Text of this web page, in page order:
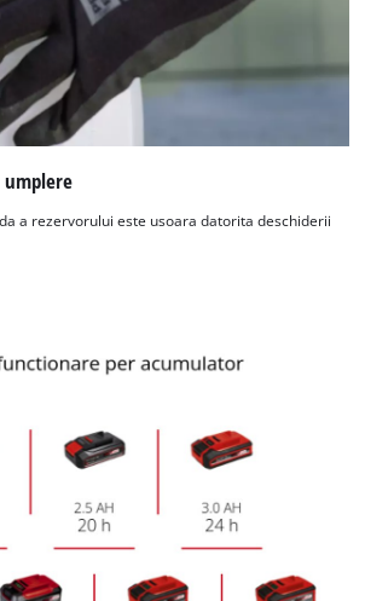
umplere
a rezervorului este usoara datorita deschiderii